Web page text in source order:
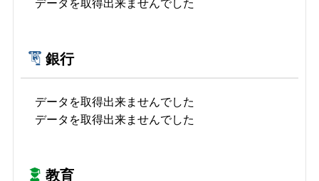
データを取得出来ませんでした
銀行
データを取得出来ませんでした
データを取得出来ませんでした
教育